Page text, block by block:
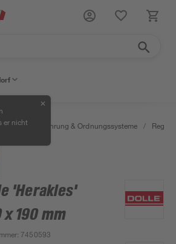
er nicht
✕
/ Aufbewahrung & Ordnungssysteme / Regale
'Herakles'
190 mm
: 7450593